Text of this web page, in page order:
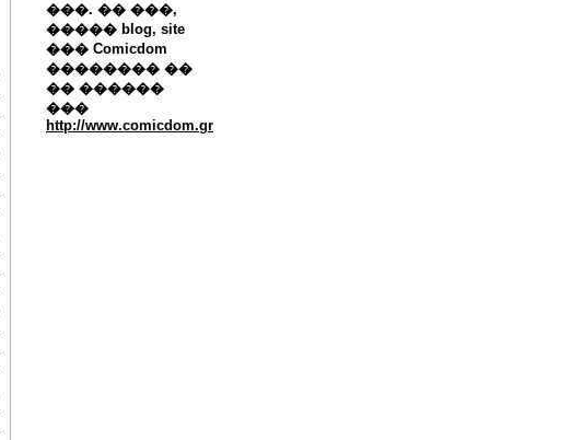
���. �� ���,
����� blog, site
��� Comicdom
�������� ��
�� ������
���
http://www.comicdom.gr